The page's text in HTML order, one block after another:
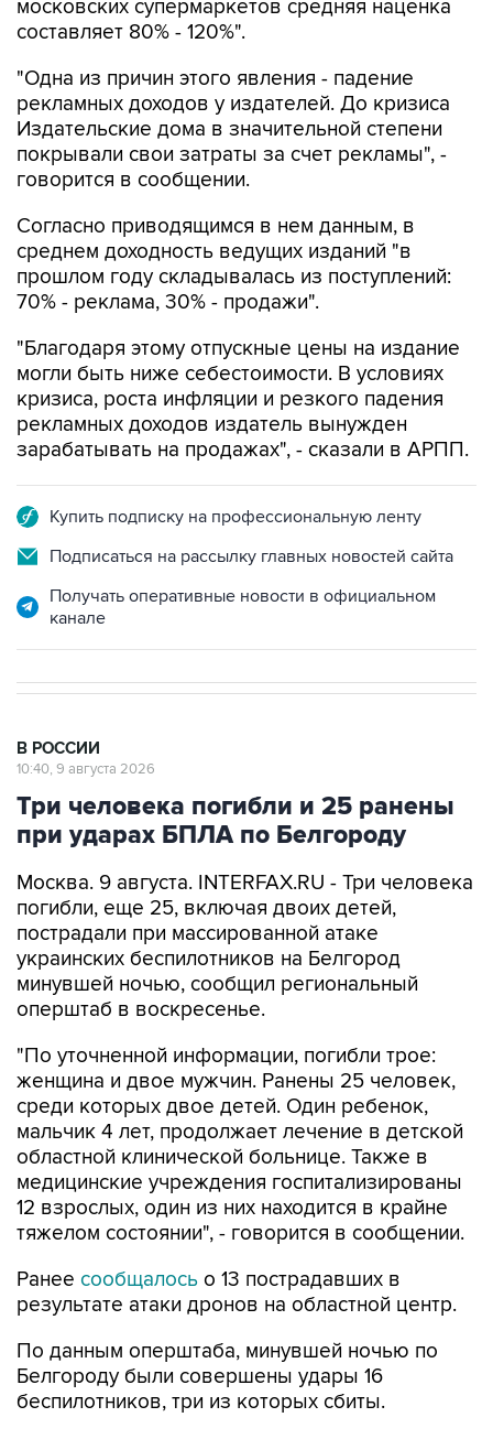
"Одна из причин этого явления - падение
Издательские дома в значительной степени
покрывали свои затраты за счет рекламы", -
говорится в сообщении.
Согласно приводящимся в нем данным, в
прошлом году складывалась из поступлений:
70% - реклама, 30% - продажи".
"Благодаря этому отпускные цены на издание
кризиса, роста инфляции и резкого падения
рекламных доходов издатель вынужден
зарабатывать на продажах", - сказали в АРПП.
Подписаться на рассылку главных новостей сайта
Получать оперативные новости в официальном
Три человека погибли и 25 ранены
при ударах БПЛА по Белгороду
Москва. 9 августа. INTERFAX.RU - Три человека
пострадали при массированной атаке
украинских беспилотников на Белгород
минувшей ночью, сообщил региональный
оперштаб в воскресенье.
"По уточненной информации, погибли трое:
среди которых двое детей. Один ребенок,
мальчик 4 лет, продолжает лечение в детской
областной клинической больнице. Также в
медицинские учреждения госпитализированы
12 взрослых, один из них находится в крайне
тяжелом состоянии", - говорится в сообщении.
Ранеесообщалосьо 13 пострадавших в
По данным оперштаба, минувшей ночью по
беспилотников, три из которых сбиты.
В результате атаки в городе повреждены три